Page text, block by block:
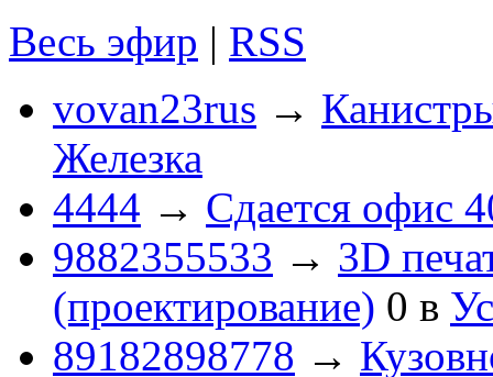
Весь эфир | RSS
vovan23rus →
Железка
4444 → Сдается офис
9882355533 → 3D
(проектирование) 0 в
89182898778 →